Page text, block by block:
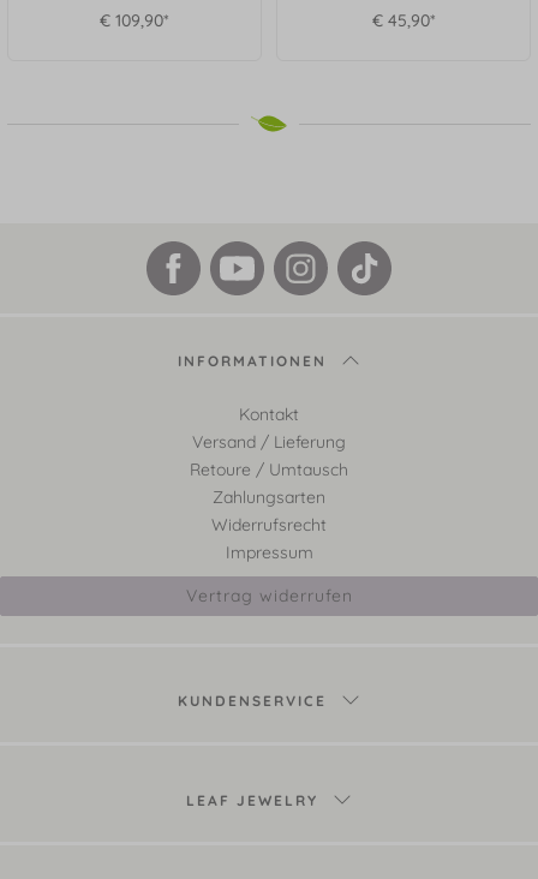
€ 109,90*
€ 45,90*
INFORMATIONEN
Kontakt
Versand / Lieferung
Retoure / Umtausch
Zahlungsarten
Widerrufsrecht
Impressum
Vertrag widerrufen
KUNDENSERVICE
LEAF JEWELRY